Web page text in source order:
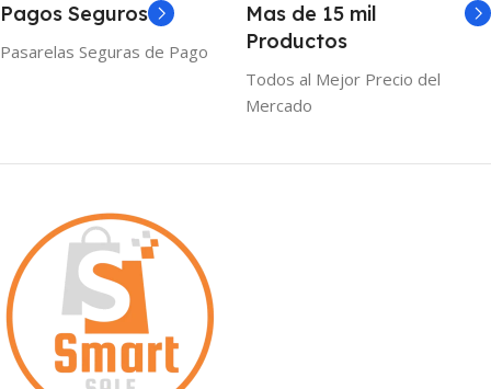
Pagos Seguros
Pasarelas Seguras de Pago
Mas de 15 mil
Productos
Todos al Mejor Precio del
Mercado